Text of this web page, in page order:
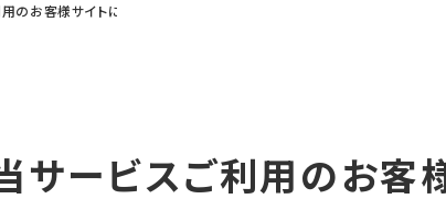
のお客様サイトにお...
サービスご利用のお客